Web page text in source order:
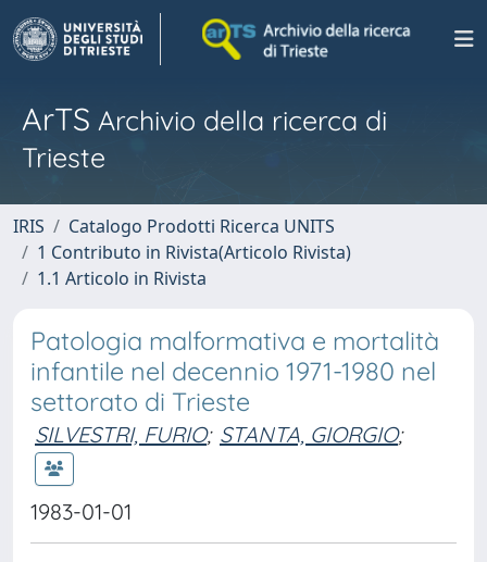
ArTS Archivio della ricerca di
Trieste
IRIS
Catalogo Prodotti Ricerca UNITS
1 Contributo in Rivista(Articolo Rivista)
1.1 Articolo in Rivista
Patologia malformativa e mortalità
infantile nel decennio 1971-1980 nel
settorato di Trieste
SILVESTRI, FURIO; STANTA, GIORGIO;
1983-01-01